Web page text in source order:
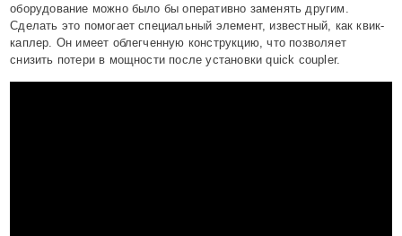
оборудование можно было бы оперативно заменять другим.
Сделать это помогает специальный элемент, известный, как квик-
каплер. Он имеет облегченную конструкцию, что позволяет
снизить потери в мощности после установки quick coupler.